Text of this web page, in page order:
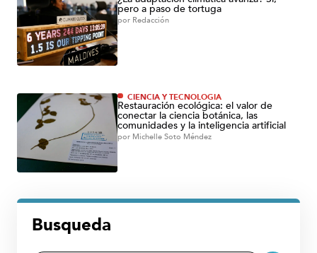
pero a paso de tortuga
por Redacción
CIENCIA Y TECNOLOGÍA
Restauración ecológica: el valor de
conectar la ciencia botánica, las
comunidades y la inteligencia artificial
por Michelle Soto Méndez
Busqueda